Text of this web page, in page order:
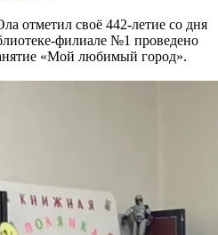
отметил своё 442-летие со дня
филиале №1 проведено
«Мой любимый город».